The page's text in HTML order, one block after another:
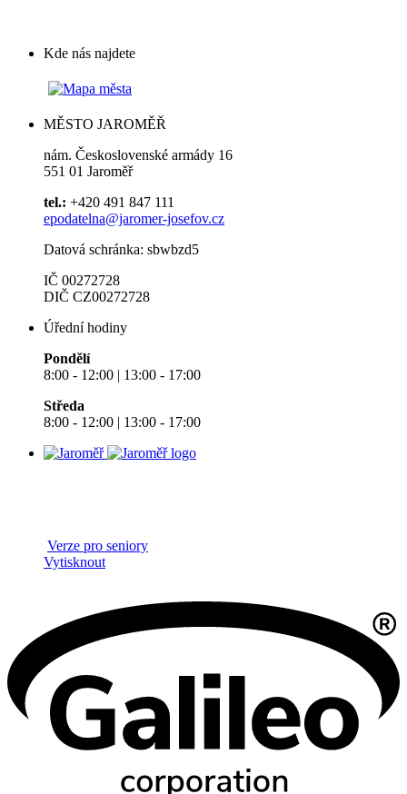
Kde nás najdete
MĚSTO JAROMĚŘ
nám. Československé armády 16
551 01 Jaroměř
tel.: +420 491 847 111
epodatelna@jaromer-josefov.cz
Datová schránka: sbwbzd5
IČ 00272728
DIČ CZ00272728
Úřední hodiny
Pondělí
8:00 - 12:00 | 13:00 - 17:00
Středa
8:00 - 12:00 | 13:00 - 17:00
Verze pro seniory
Vytisknout